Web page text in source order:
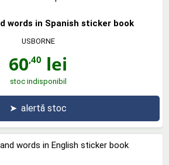
words in Spanish sticker book
USBORNE
60,40 lei
stoc indisponibil
➤ alertă stoc